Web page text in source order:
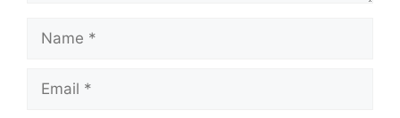
Name
Email